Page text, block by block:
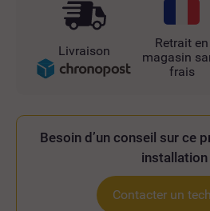
Livraison
Retrait en
magasin
frais
Besoin d’un conseil sur ce
installation
Contacter un